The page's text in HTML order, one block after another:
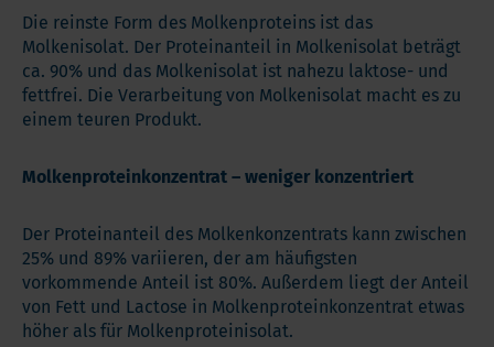
Die reinste Form des Molkenproteins ist das
Molkenisolat. Der Proteinanteil in Molkenisolat beträgt
ca. 90% und das Molkenisolat ist nahezu laktose- und
fettfrei. Die Verarbeitung von Molkenisolat macht es zu
einem teuren Produkt.
Molkenproteinkonzentrat – weniger konzentriert
Der Proteinanteil des Molkenkonzentrats kann zwischen
25% und 89% variieren, der am häufigsten
vorkommende Anteil ist 80%. Außerdem liegt der Anteil
von Fett und Lactose in Molkenproteinkonzentrat etwas
höher als für Molkenproteinisolat.